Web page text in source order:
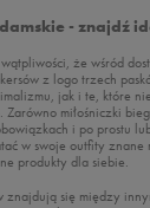
- znajdź
że wśród
z logo trzech
jak i te, które
Zarówno miłośniczki
i po prostu
w swoje outfity
produkty dla siebie.
się między